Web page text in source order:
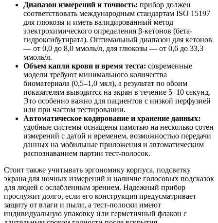
Диапазон измерений и точность: прибор должен
соответствовать международным стандартам ISO 15197
для глюкозы и иметь валидированный метод
электрохимического определения β-кетонов (бета-
гидроксибутирата). Оптимальный диапазон для кетонов
— от 0,0 до 8,0 ммоль/л, для глюкозы — от 0,6 до 33,3
ммоль/л.
Объем капли крови и время теста: современные
модели требуют минимального количества
биоматериала (0,5–1,0 мкл), а результат по обоим
показателям выводится на экран в течение 5–10 секунд.
Это особенно важно для пациентов с низкой перфузией
или при частом тестировании.
Автоматическое кодирование и хранение данных:
удобные системы оснащены памятью на несколько сотен
измерений с датой и временем, возможностью передачи
данных на мобильные приложения и автоматическим
распознаванием партии тест-полосок.
Стоит также учитывать эргономику корпуса, подсветку
экрана для ночных измерений и наличие голосовых подсказок
для людей с ослабленным зрением. Надежный прибор
прослужит долго, если его конструкция предусматривает
защиту от влаги и пыли, а тест-полоски имеют
индивидуальную упаковку или герметичный флакон с